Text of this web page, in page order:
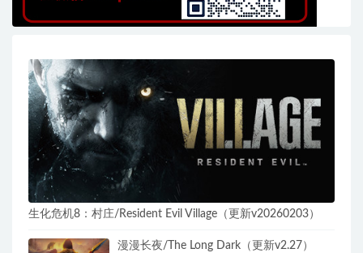
生化危机8：村庄/Resident Evil Village（更新v20260203）
漫漫长夜/The Long Dark（更新v2.27）